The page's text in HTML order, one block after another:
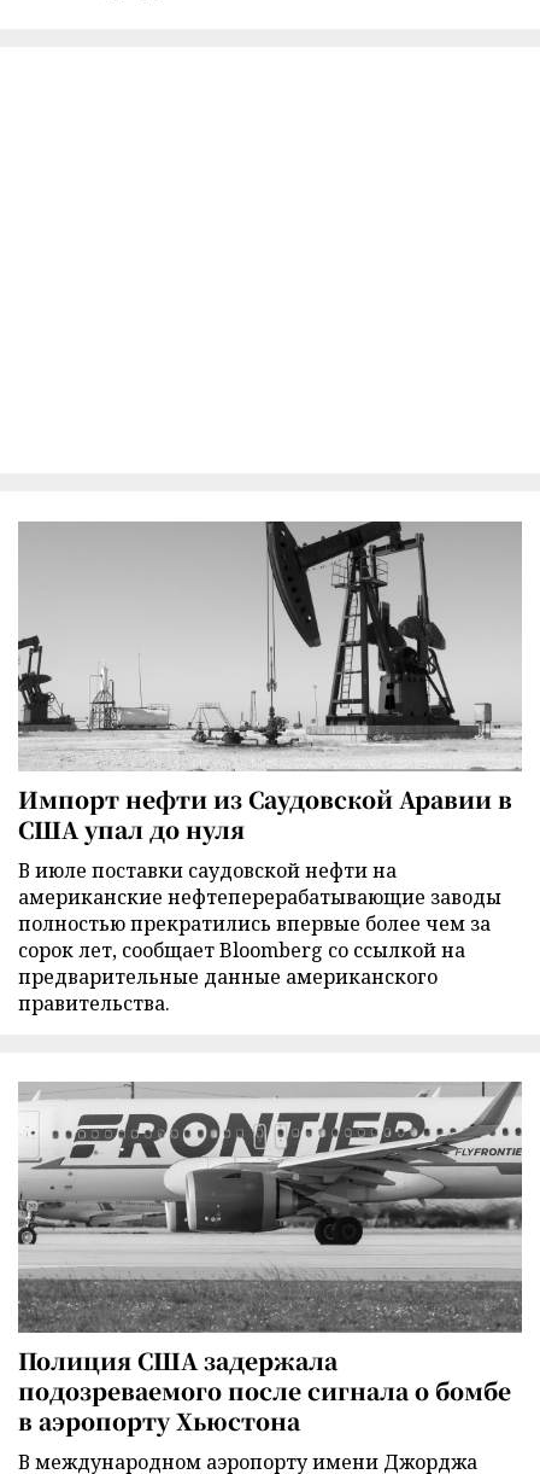
Импорт нефти из Саудовской Аравии в
США упал до нуля
В июле поставки саудовской нефти на
американские нефтеперерабатывающие заводы
полностью прекратились впервые более чем за
сорок лет, сообщает Bloomberg со ссылкой на
предварительные данные американского
правительства.
Полиция США задержала
подозреваемого после сигнала о бомбе
в аэропорту Хьюстона
В международном аэропорту имени Джорджа